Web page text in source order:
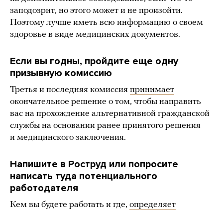
заподозрит, но этого может и не произойти.
Поэтому лучше иметь всю информацию о своем
здоровье в виде медицинских документов.
Если вы годны, пройдите еще одну
призывную комиссию
Третья и последняя комиссия принимает
окончательное решение о том, чтобы направить
вас на прохождение альтернативной гражданской
службы на основании ранее принятого решения
и медицинского заключения.
Напишите в Роструд или попросите
написать туда потенциального
работодателя
Кем вы будете работать и где, определяет